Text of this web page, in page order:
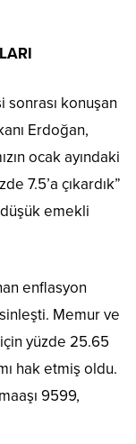
sonrası konuşan
Erdoğan,
ocak ayındaki
7.5’a çıkardık”
emekli
enflasyon
Memur ve
yüzde 25.65
hak etmiş oldu.
9599,